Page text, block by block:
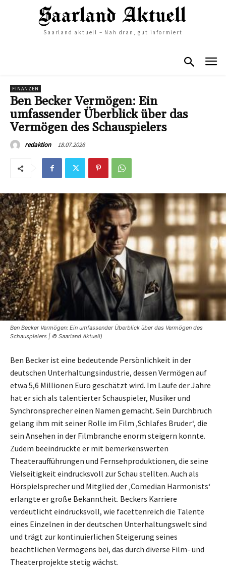
Saarland aktuell – Nah dran, gut informiert
FINANZEN
Ben Becker Vermögen: Ein
umfassender Überblick über das
Vermögen des Schauspielers
redaktion 18.07.2026
Ben Becker Vermögen: Ein umfassender Überblick über das Vermögen des
Schauspielers | © Saarland Aktuell)
Ben Becker ist eine bedeutende Persönlichkeit in der
deutschen Unterhaltungsindustrie, dessen Vermögen auf
etwa 5,6 Millionen Euro geschätzt wird. Im Laufe der Jahre
hat er sich als talentierter Schauspieler, Musiker und
Synchronsprecher einen Namen gemacht. Sein Durchbruch
gelang ihm mit seiner Rolle im Film ‚Schlafes Bruder‘, die
sein Ansehen in der Filmbranche enorm steigern konnte.
Zudem beeindruckte er mit bemerkenswerten
Theateraufführungen und Fernsehproduktionen, die seine
Vielseitigkeit eindrucksvoll zur Schau stellten. Auch als
Hörspielsprecher und Mitglied der ‚Comedian Harmonists‘
erlangte er große Bekanntheit. Beckers Karriere
verdeutlicht eindrucksvoll, wie facettenreich die Talente
eines Einzelnen in der deutschen Unterhaltungswelt sind
und trägt zur kontinuierlichen Steigerung seines
beachtlichen Vermögens bei, das durch diverse Film- und
Theaterprojekte stetig wächst.